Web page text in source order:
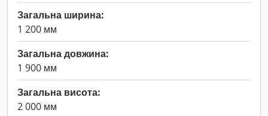
Загальна ширина:
1 200 мм
Загальна довжина:
1 900 мм
Загальна висота:
2 000 мм